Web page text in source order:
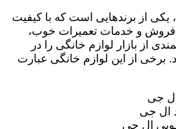
یکی از برندهایی است که با کیفیت
فروش و خدمات تعمیرات خوب،
از بازار لوازم خانگی را در
برخی از این لوازم خانگی عبارت
جی
ال جی
ال جی